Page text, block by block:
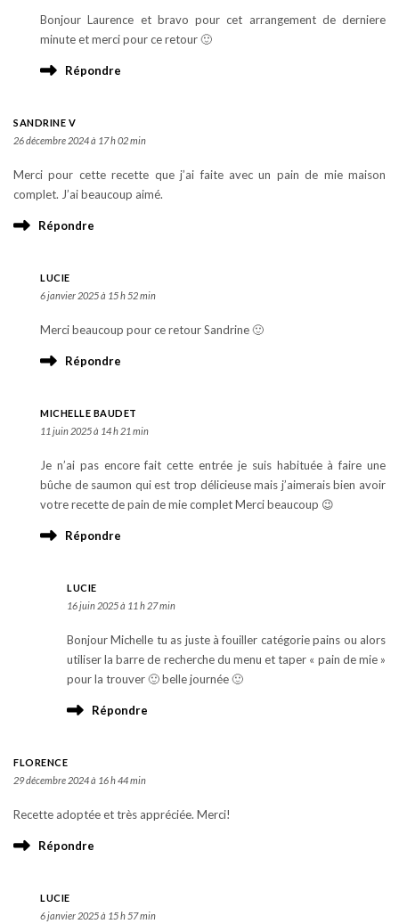
Bonjour Laurence et bravo pour cet arrangement de derniere
minute et merci pour ce retour 🙂
Répondre
SANDRINE V
26 décembre 2024 à 17 h 02 min
Merci pour cette recette que j’ai faite avec un pain de mie maison
complet. J’ai beaucoup aimé.
Répondre
LUCIE
6 janvier 2025 à 15 h 52 min
Merci beaucoup pour ce retour Sandrine 🙂
Répondre
MICHELLE BAUDET
11 juin 2025 à 14 h 21 min
Je n’ai pas encore fait cette entrée je suis habituée à faire une
bûche de saumon qui est trop délicieuse mais j’aimerais bien avoir
votre recette de pain de mie complet Merci beaucoup 😉
Répondre
LUCIE
16 juin 2025 à 11 h 27 min
Bonjour Michelle tu as juste à fouiller catégorie pains ou alors
utiliser la barre de recherche du menu et taper « pain de mie »
pour la trouver 🙂 belle journée 🙂
Répondre
FLORENCE
29 décembre 2024 à 16 h 44 min
Recette adoptée et très appréciée. Merci!
Répondre
LUCIE
6 janvier 2025 à 15 h 57 min